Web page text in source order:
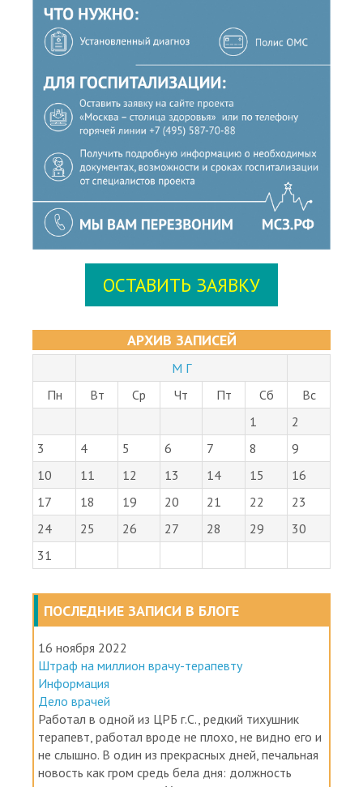
ОСТАВИТЬ ЗАЯВКУ
АРХИВ ЗАПИСЕЙ
М Г
Пн
Вт Ср Чт Пт Сб
Вс
1
2
3
4 5 6 7 8
9
10
11 12 13 14 15
16
17
18 19 20 21 22
23
24
25 26 27 28 29
30
31
ПОСЛЕДНИЕ ЗАПИСИ В БЛОГЕ
16 ноября 2022
Штраф на миллион врачу-терапевту
Информация
Дело врачей
Работал в одной из ЦРБ г.С., редкий тихушник
терапевт, работал вроде не плохо, не видно его и
не слышно. В один из прекрасных дней, печальная
новость как гром средь бела дня: должность